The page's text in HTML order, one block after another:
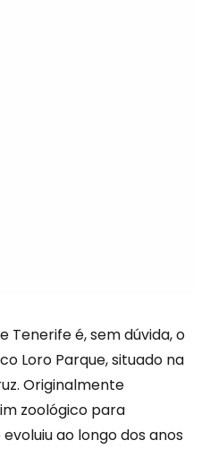
Tenerife é, sem dúvida, o
Loro Parque, situado na
Originalmente
zoológico para
ao longo dos anos